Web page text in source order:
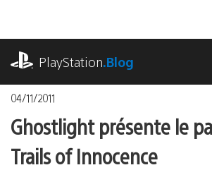
contenu
PlayStation.Blog
04/11/2011
Ghostlight présente le
Trails of Innocence